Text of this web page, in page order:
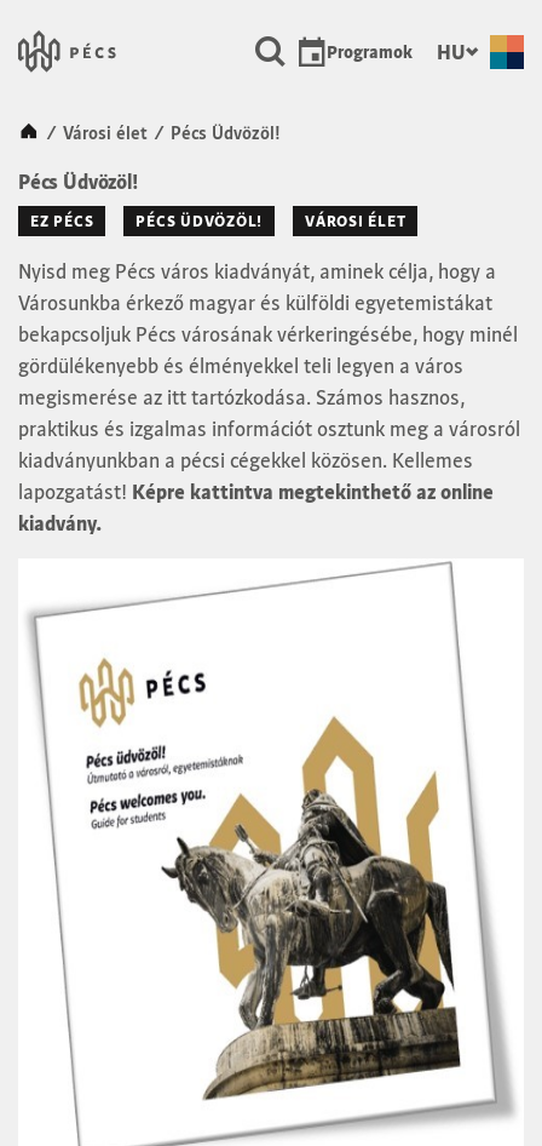
Városunk Pécs Programok HU
Kezdőlap
/ Városi élet / Pécs Üdvözöl!
Pécs Üdvözöl!
EZ PÉCS PÉCS ÜDVÖZÖL! VÁROSI ÉLET
Nyisd meg Pécs város kiadványát, aminek célja, hogy a
Városunkba érkező magyar és külföldi egyetemistákat
bekapcsoljuk Pécs városának vérkeringésébe, hogy minél
gördülékenyebb és élményekkel teli legyen a város
megismerése az itt tartózkodása. Számos hasznos,
praktikus és izgalmas információt osztunk meg a városról
kiadványunkban a pécsi cégekkel közösen. Kellemes
lapozgatást! Képre kattintva megtekinthető az online
kiadvány.